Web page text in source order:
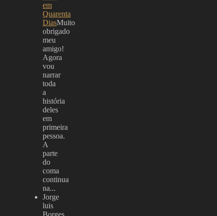
em
Quarenta
DiasMuito
obrigado
meu
amigo!
Agora
vou
narrar
toda
a
história
deles
em
primeira
pessoa.
A
parte
do
coma
continua
na...
Jorge
luis
Borges